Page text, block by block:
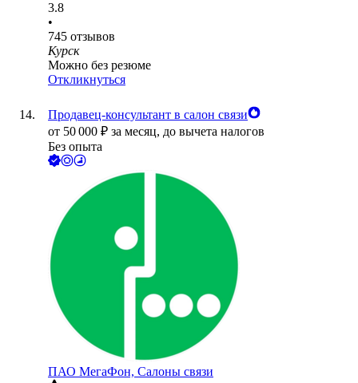
3.8
•
745 отзывов
Курск
Можно без резюме
Откликнуться
Продавец-консультант в салон связи
от 50 000 ₽ за месяц, до вычета налогов
Без опыта
ПАО МегаФон, Салоны связи